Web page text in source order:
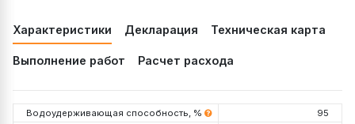
Характеристики Декларация Техническая карта
Выполнение работ Расчет расхода
Водоудерживающая способность, %
95